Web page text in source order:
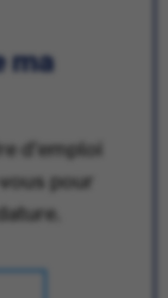
ma
d'emploi
pour